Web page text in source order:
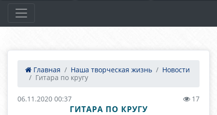
Главная Наша творческая жизнь
Новости
Гитара по кругу
06.11.2020 00:37 17
ГИТАРА ПО КРУГУ